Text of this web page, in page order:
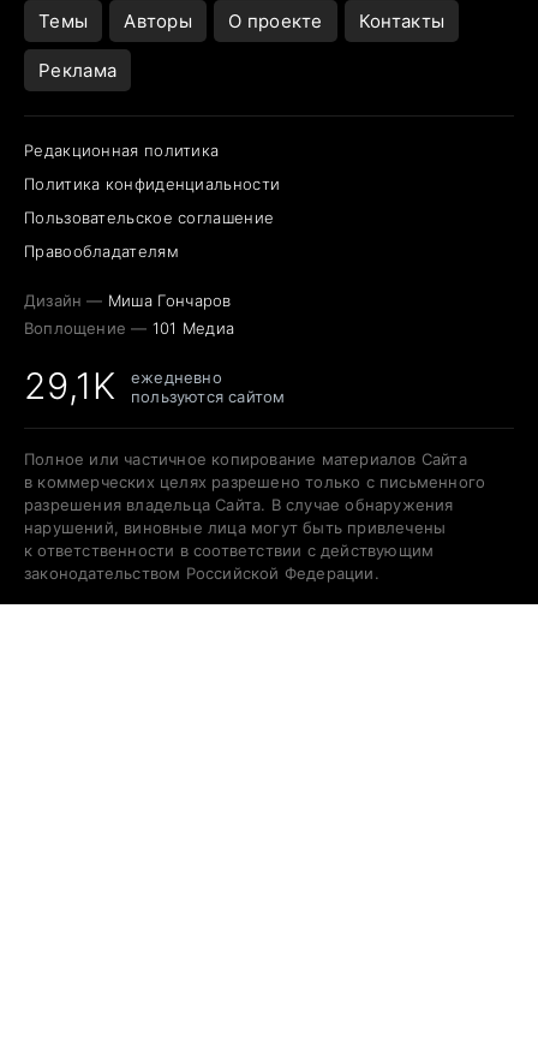
Темы Авторы О проекте Контакты
Реклама
Редакционная политика
Политика конфиденциальности
Пользовательское соглашение
Правообладателям
Дизайн — Миша Гончаров
Воплощение — 101 Медиа
29,1K
ежедневно
пользуются сайтом
Полное или частичное копирование материалов Сайта
в коммерческих целях разрешено только с письменного
разрешения владельца Сайта. В случае обнаружения
нарушений, виновные лица могут быть привлечены
к ответственности в соответствии с действующим
законодательством Российской Федерации.